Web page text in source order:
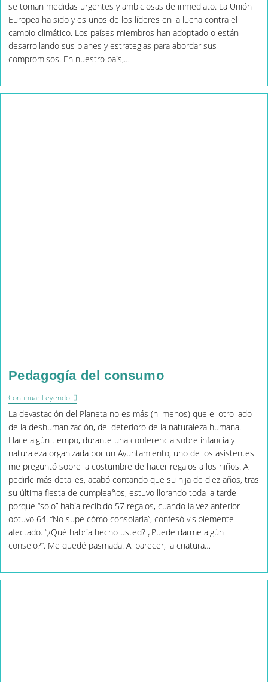
se toman medidas urgentes y ambiciosas de inmediato. La Unión
Europea ha sido y es unos de los líderes en la lucha contra el
cambio climático. Los países miembros han adoptado o están
desarrollando sus planes y estrategias para abordar sus
compromisos. En nuestro país,…
Pedagogía del consumo
Continuar LeyendoPedagogía
Del
Consumo
La devastación del Planeta no es más (ni menos) que el otro lado
de la deshumanización, del deterioro de la naturaleza humana.
Hace algún tiempo, durante una conferencia sobre infancia y
naturaleza organizada por un Ayuntamiento, uno de los asistentes
me preguntó sobre la costumbre de hacer regalos a los niños. Al
pedirle más detalles, acabó contando que su hija de diez años, tras
su última fiesta de cumpleaños, estuvo llorando toda la tarde
porque “solo” había recibido 57 regalos, cuando la vez anterior
obtuvo 64. “No supe cómo consolarla”, confesó visiblemente
afectado. “¿Qué habría hecho usted? ¿Puede darme algún
consejo?”. Me quedé pasmada. Al parecer, la criatura…